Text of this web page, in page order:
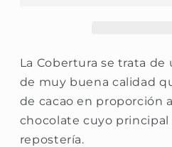
La Cobertura se trata
de muy buena calidad
de cacao en proporción
chocolate cuyo principal
repostería.